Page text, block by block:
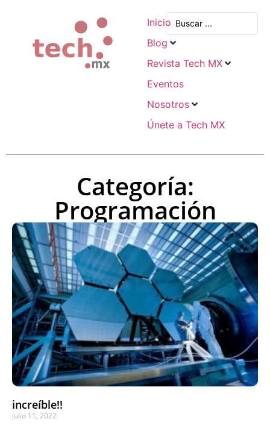
Inicio
Blog
Revista Tech MX
Eventos
Nosotros
Únete a Tech MX
Categoría:
Programación
increíble!!
julio 11, 2022